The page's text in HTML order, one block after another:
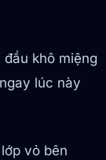
khô miệng
lúc này
vỏ bên